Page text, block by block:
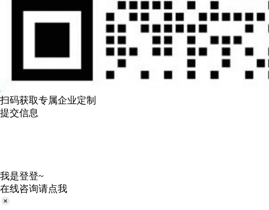
扫码获取专属企业定制
提交信息
我是登登~
在线咨询请点我